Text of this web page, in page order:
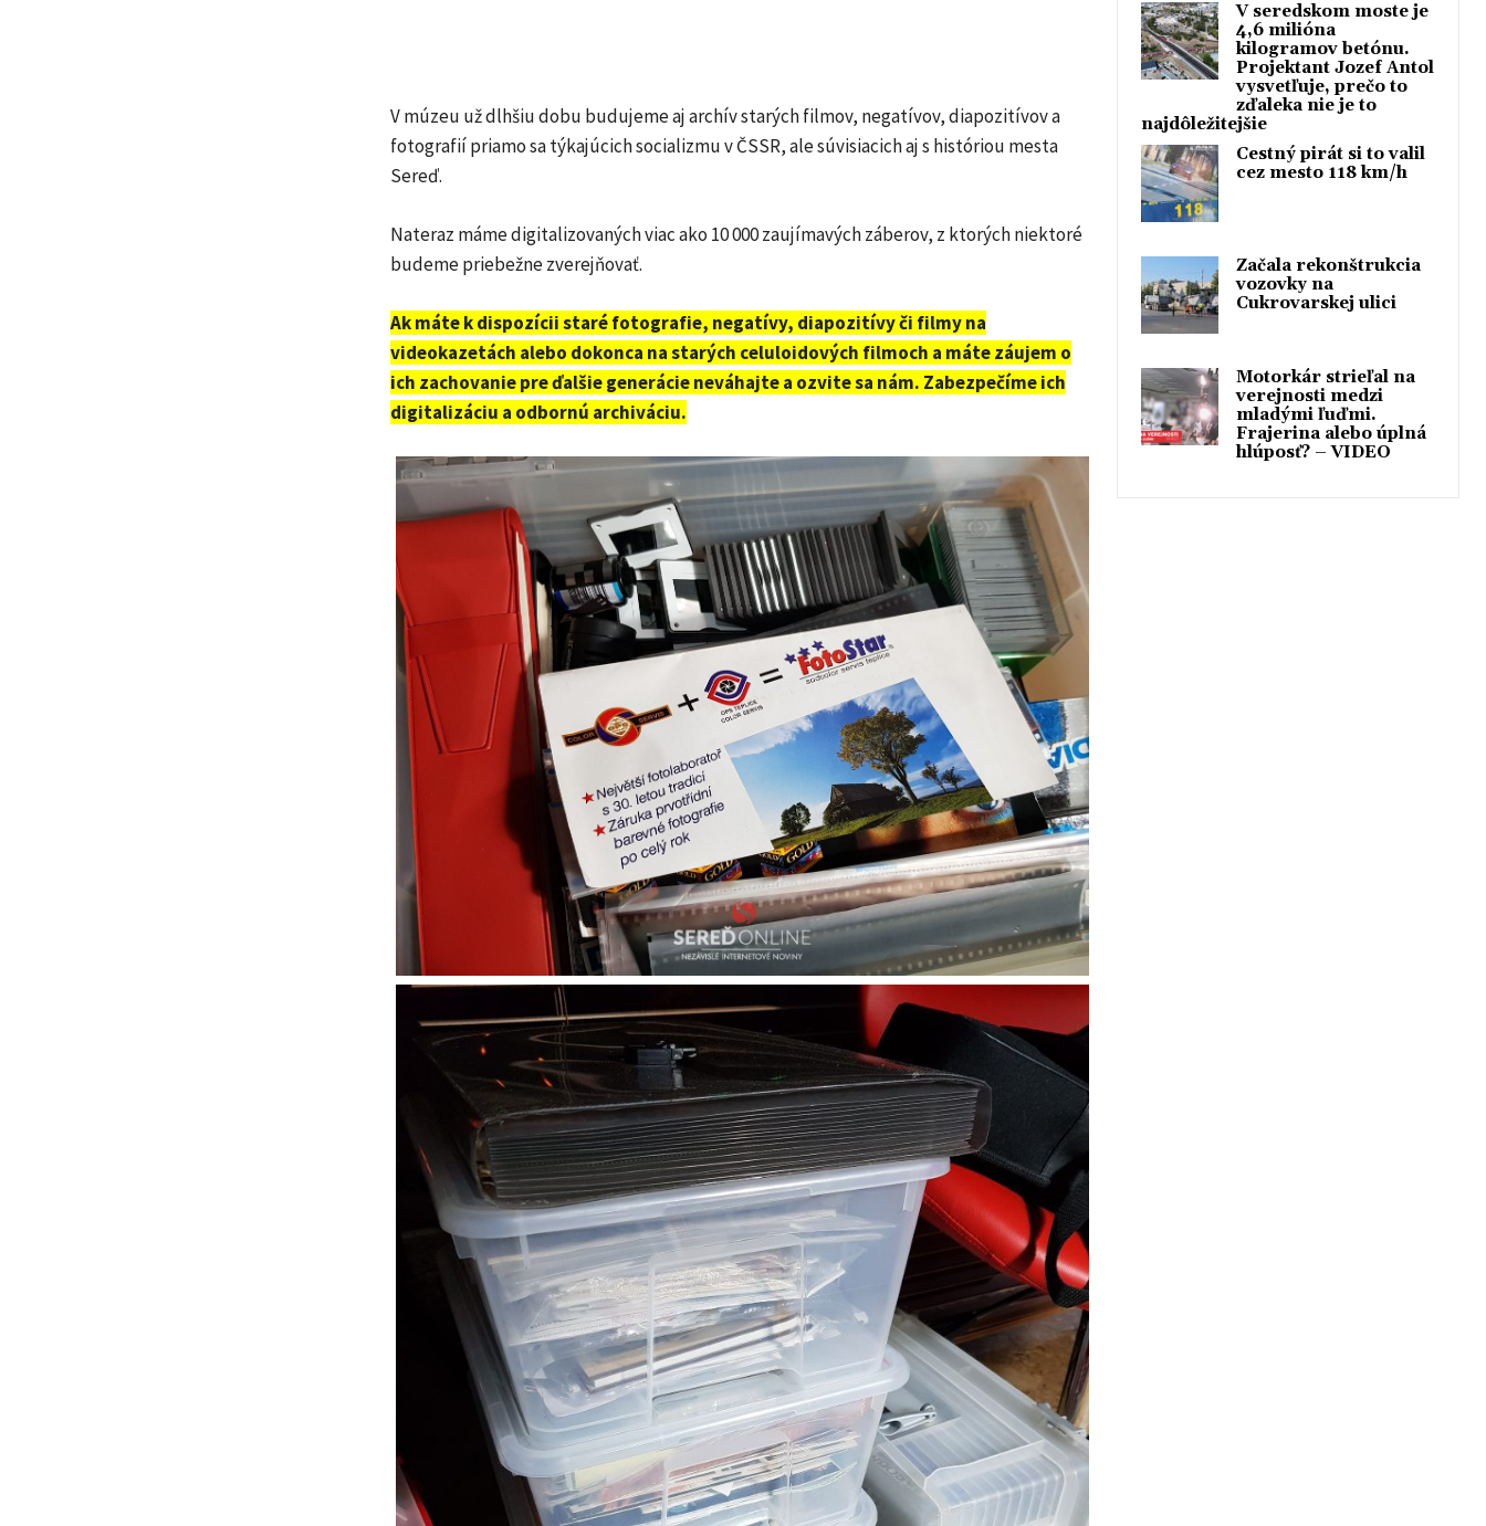
V múzeu už dlhšiu dobu budujeme aj archív starých filmov, negatívov, diapozitívov a
fotografií priamo sa týkajúcich socializmu v ČSSR, ale súvisiacich aj s históriou mesta
Sereď.
Nateraz máme digitalizovaných viac ako 10 000 zaujímavých záberov, z ktorých niektoré
budeme priebežne zverejňovať.
Ak máte k dispozícii staré fotografie, negatívy, diapozitívy či filmy na
videokazetách alebo dokonca na starých celuloidových filmoch a máte záujem o
ich zachovanie pre ďalšie generácie neváhajte a ozvite sa nám. Zabezpečíme ich
digitalizáciu a odbornú archiváciu.
V seredskom moste je
4,6 milióna
kilogramov betónu.
Projektant Jozef Antol
vysvetľuje, prečo to
zďaleka nie je to
najdôležitejšie
Cestný pirát si to valil
cez mesto 118 km/h
Začala rekonštrukcia
vozovky na
Cukrovarskej ulici
Motorkár strieľal na
verejnosti medzi
mladými ľuďmi.
Frajerina alebo úplná
hlúposť? – VIDEO